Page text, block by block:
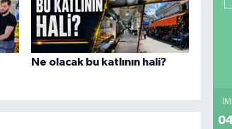
Ne olacak bu katlının hali?